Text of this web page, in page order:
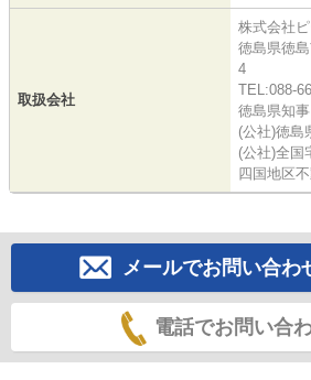
取扱会社
株式会社
徳島県徳
4
TEL:088-
徳島県知
(公社)徳島
(公社)全国
四国地区
メールでお問い合わ
電話でお問い合